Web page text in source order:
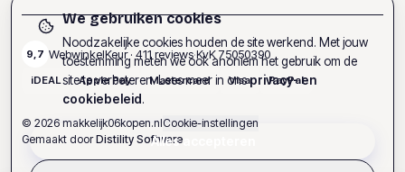
9,7 WebwinkelKeur · 411reviews·KvK75050390
iDEAL Apple Pay Mastercard Visa PayPal
© 2026 makkelijk06kopen.nlCookie-instellingen
Gemaakt door Distility Software
We gebruiken cookies
Noodzakelijke cookies houden de site werkend. Met jouw
toestemming meten we ook anoniem het gebruik om de
site te verbeteren. Lees meer in onsprivacy- en
cookiebeleid.
Alles accepteren